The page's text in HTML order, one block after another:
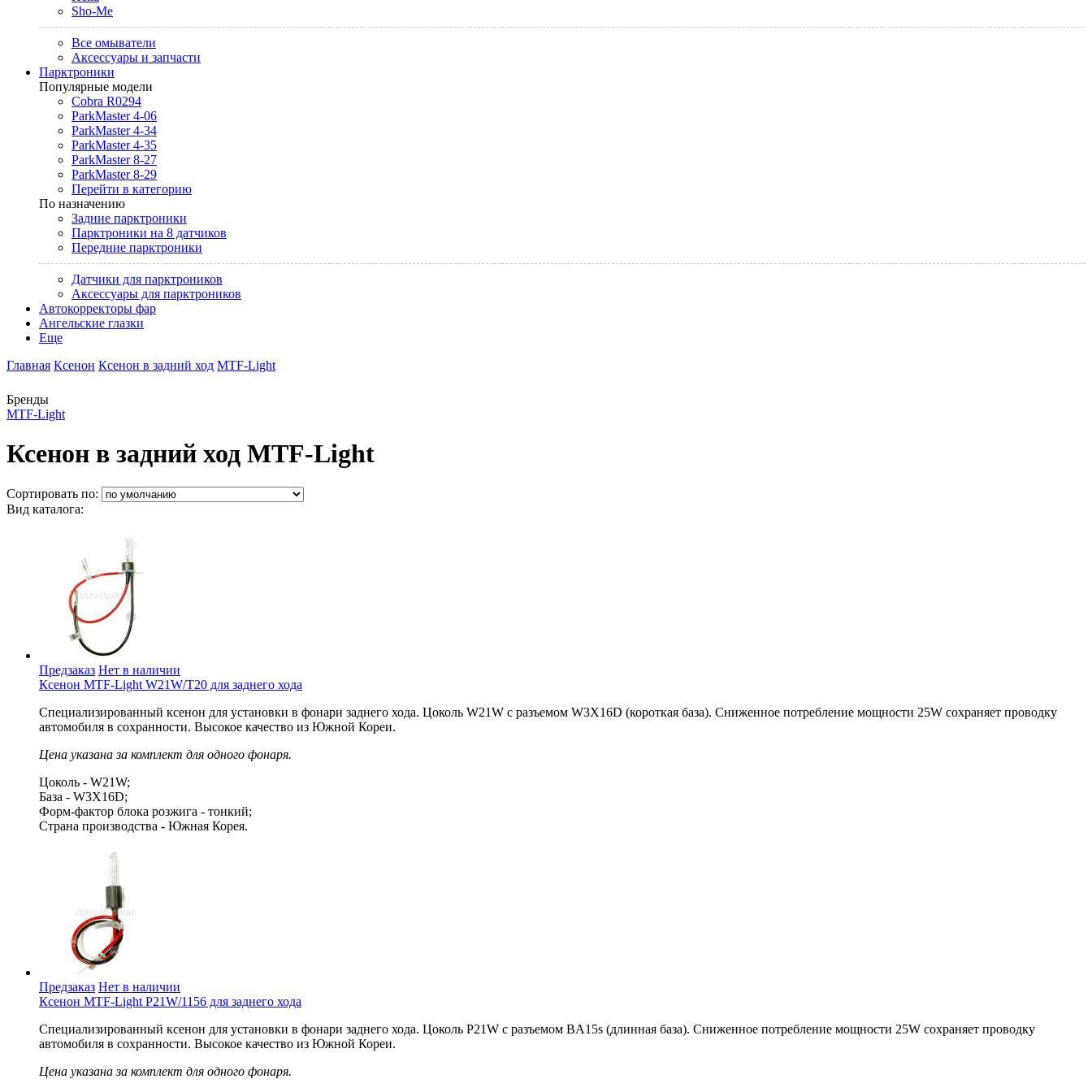
Sho-Me
Все омыватели
Аксессуары и запчасти
Парктроники
Популярные модели
Cobra R0294
ParkMaster 4-06
ParkMaster 4-34
ParkMaster 4-35
ParkMaster 8-27
ParkMaster 8-29
Перейти в категорию
По назначению
Задние парктроники
Парктроники на 8 датчиков
Передние парктроники
Датчики для парктроников
Аксессуары для парктроников
Автокорректоры фар
Ангельские глазки
Еще
Главная Ксенон Ксенон в задний ход MTF-Light
Бренды
MTF-Light
Ксенон в задний ход MTF-Light
Сортировать по:
Вид каталога:
Предзаказ Нет в наличии
Ксенон MTF-Light W21W/T20 для заднего хода
Специализированный ксенон для установки в фонари заднего хода. Цоколь W21W с разъемом W3X16D (короткая база). Сниженное потребление мощности 25W сохраняет проводку
автомобиля в сохранности. Высокое качество из Южной Кореи.
Цена указана за комплект для одного фонаря.
Цоколь - W21W;
База - W3X16D;
Форм-фактор блока розжига - тонкий;
Страна производства - Южная Корея.
Предзаказ Нет в наличии
Ксенон MTF-Light P21W/1156 для заднего хода
Специализированный ксенон для установки в фонари заднего хода. Цоколь P21W с разъемом BA15s (длинная база). Сниженное потребление мощности 25W сохраняет проводку
автомобиля в сохранности. Высокое качество из Южной Кореи.
Цена указана за комплект для одного фонаря.